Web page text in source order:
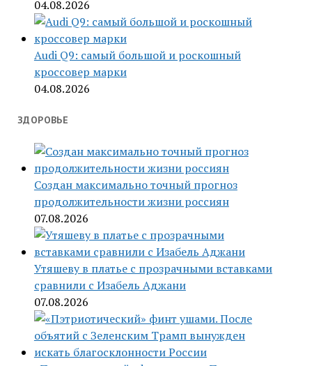
04.08.2026
Audi Q9: самый большой и роскошный
кроссовер марки
04.08.2026
ЗДОРОВЬЕ
Создан максимально точный прогноз
продолжительности жизни россиян
07.08.2026
Утяшеву в платье с прозрачными вставками
сравнили с Изабель Аджани
07.08.2026